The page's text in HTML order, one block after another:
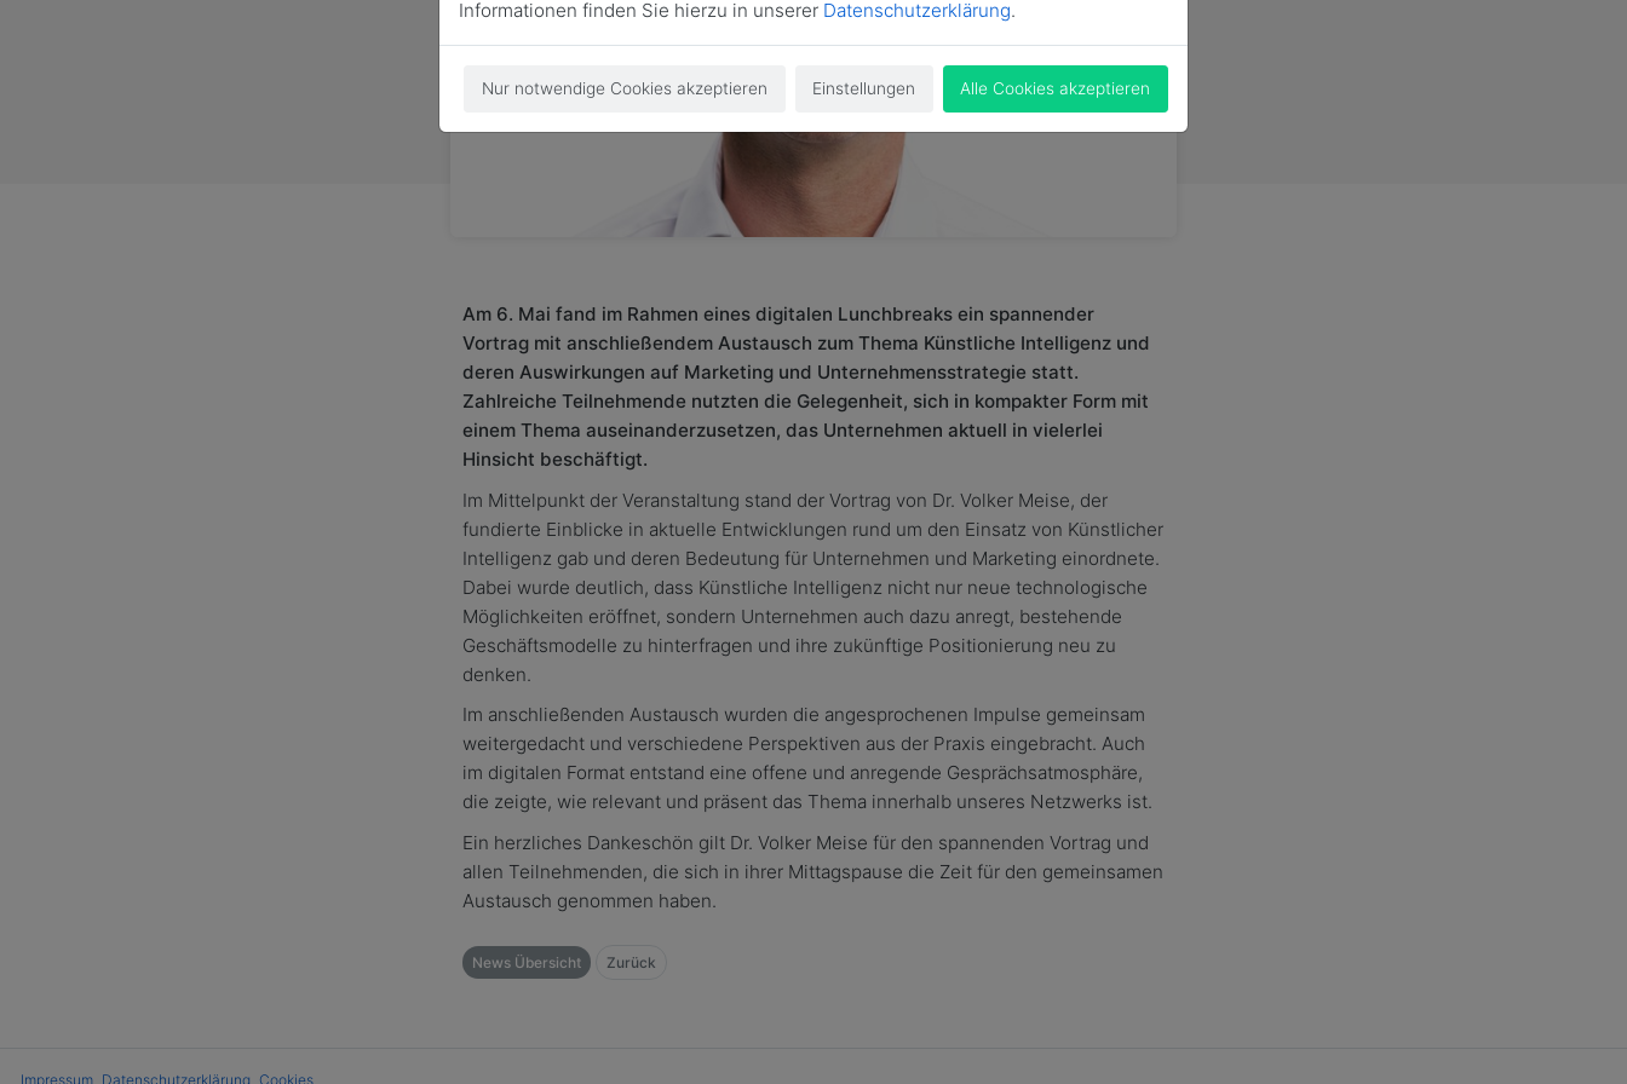
Am 6. Mai fand im Rahmen eines digitalen Lunchbreaks ein spannender
Vortrag mit anschließendem Austausch zum Thema Künstliche Intelligenz und
deren Auswirkungen auf Marketing und Unternehmensstrategie statt.
Zahlreiche Teilnehmende nutzten die Gelegenheit, sich in kompakter Form mit
einem Thema auseinanderzusetzen, das Unternehmen aktuell in vielerlei
Hinsicht beschäftigt.
Im Mittelpunkt der Veranstaltung stand der Vortrag von Dr. Volker Meise, der
fundierte Einblicke in aktuelle Entwicklungen rund um den Einsatz von Künstlicher
Intelligenz gab und deren Bedeutung für Unternehmen und Marketing einordnete.
Dabei wurde deutlich, dass Künstliche Intelligenz nicht nur neue technologische
Möglichkeiten eröffnet, sondern Unternehmen auch dazu anregt, bestehende
Geschäftsmodelle zu hinterfragen und ihre zukünftige Positionierung neu zu
denken.
Im anschließenden Austausch wurden die angesprochenen Impulse gemeinsam
weitergedacht und verschiedene Perspektiven aus der Praxis eingebracht. Auch
im digitalen Format entstand eine offene und anregende Gesprächsatmosphäre,
die zeigte, wie relevant und präsent das Thema innerhalb unseres Netzwerks ist.
Ein herzliches Dankeschön gilt Dr. Volker Meise für den spannenden Vortrag und
allen Teilnehmenden, die sich in ihrer Mittagspause die Zeit für den gemeinsamen
Austausch genommen haben.
News Übersicht Zurück
Informationen finden Sie hierzu in unserer Datenschutzerklärung.
Nur notwendige Cookies akzeptieren Einstellungen Alle Cookies akzeptieren
Impressum Datenschutzerklärung Cookies